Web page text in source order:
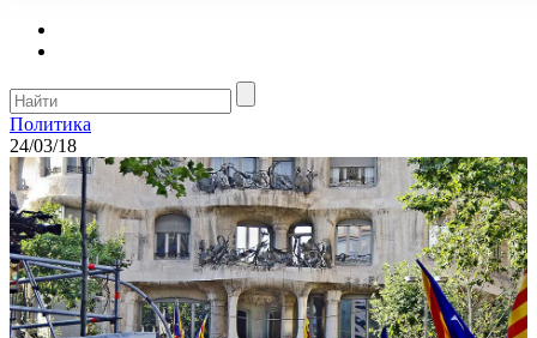
Политика
24/03/18